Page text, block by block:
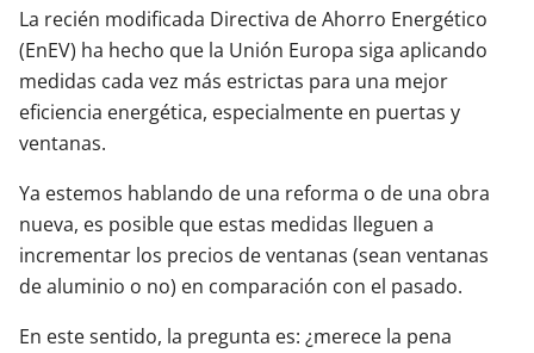
La recién modificada Directiva de Ahorro Energético
(EnEV) ha hecho que la Unión Europa siga aplicando
medidas cada vez más estrictas para una mejor
eficiencia energética, especialmente en puertas y
ventanas.
Ya estemos hablando de una reforma o de una obra
nueva, es posible que estas medidas lleguen a
incrementar los precios de ventanas (sean ventanas
de aluminio o no) en comparación con el pasado.
En este sentido, la pregunta es: ¿merece la pena